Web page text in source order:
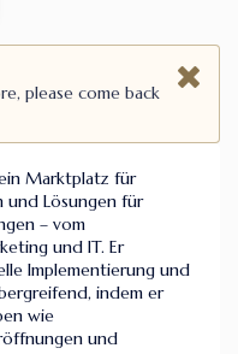
please come back
Marktplatz für
und Lösungen für
– vom
und IT. Er
Implementierung und
indem er
wie
und